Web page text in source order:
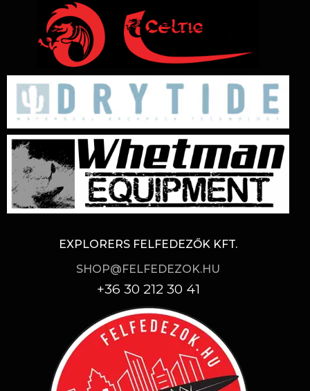
EXPLORERS FELFEDEZŐK KFT.
SHOP@FELFEDEZOK.HU
+36 30 212 30 41